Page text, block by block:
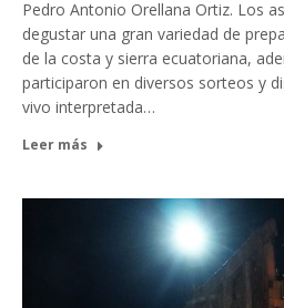
Pedro Antonio Orellana Ortiz. Los
degustar una gran variedad de
de la costa y sierra ecuatoriana,
participaron en diversos sorteos y
vivo interpretada…
Leer más